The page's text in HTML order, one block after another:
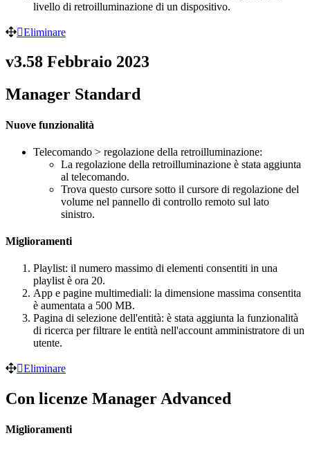
livello di retroilluminazione di un dispositivo.
Eliminare
v3.58 Febbraio 2023
Manager Standard
Nuove funzionalità
Telecomando > regolazione della retroilluminazione:
La regolazione della retroilluminazione è stata aggiunta
al telecomando.
Trova questo cursore sotto il cursore di regolazione del
volume nel pannello di controllo remoto sul lato
sinistro.
Miglioramenti
Playlist: il numero massimo di elementi consentiti in una
playlist è ora 20.
App e pagine multimediali: la dimensione massima consentita
è aumentata a 500 MB.
Pagina di selezione dell'entità: è stata aggiunta la funzionalità
di ricerca per filtrare le entità nell'account amministratore di un
utente.
Eliminare
Con licenze Manager Advanced
Miglioramenti